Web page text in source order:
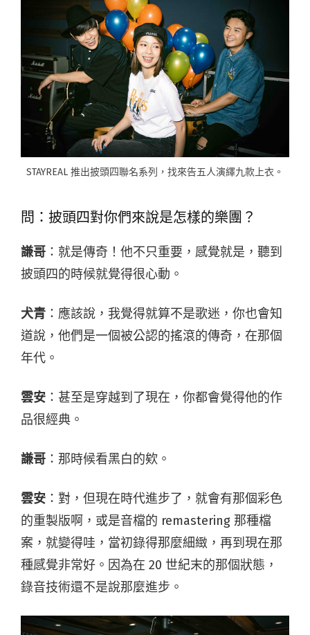
STAYREAL 推出披頭四聯名系列，找來告五人演繹九款上衣。
問：披頭四對你們來說是怎樣的樂團？
謙哥 ：就是傳奇！他不只重要，感覺就是，聽到
披頭四的時候就覺得很心動。
犬青 ：應該說，我覺得就算不是歌迷，你也會知
道說，他們是一個被公認的搖滾的傳奇，在那個
年代。
雲安 ：甚至是穿越到了現在，你都會覺得他的作
品很經典。
謙哥 ：那時候看黑白的欸。
雲安 ：對，但現在時代進步了，就會有那個彩色
的重製版啊，或是音檔的 remastering 那種檔
案，就變得哇，當初錄得那麼細緻，再到現在那
種感覺非常好。因為在 20 世紀末的那個狀態，
錄音技術還不是說那麼進步。